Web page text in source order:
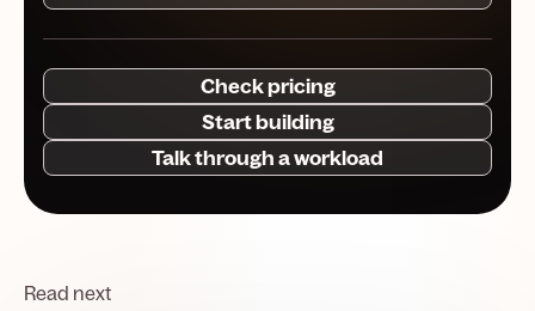
Check pricing
Start building
Talk through a workload
Read next